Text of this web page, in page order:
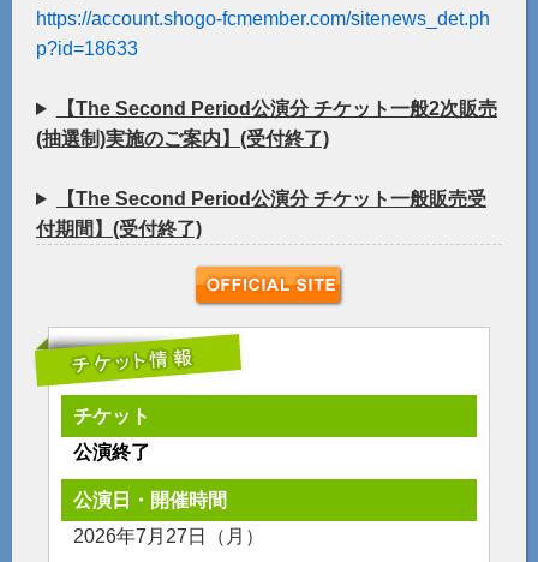
https://account.shogo-fcmember.com/sitenews_det.ph
p?id=18633
【The Second Period公演分 チケット一般2次販売
(抽選制)実施のご案内】(受付終了)
【The Second Period公演分 チケット一般販売受
付期間】(受付終了)
チケット
公演終了
公演日・開催時間
2026年7月27日（月）